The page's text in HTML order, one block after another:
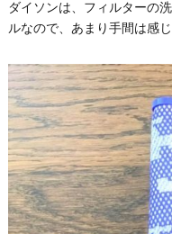
ダイソンは、フィルターの
ルなので、あまり手間は感じ